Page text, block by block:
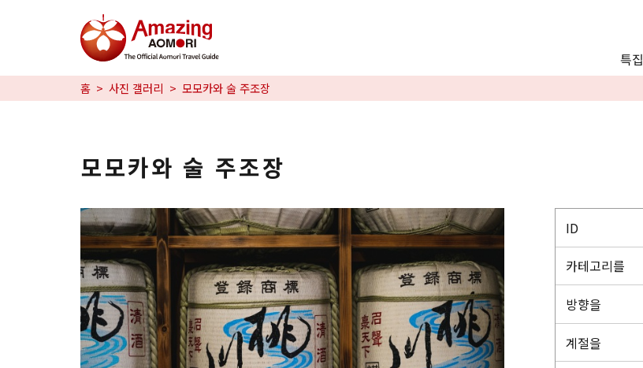
특집
추천하는 모델 코스
즐길 거리
관광
繁体中文
简体中文
한국어
사진 갤러리
홈 사진 갤러리 모모카와 술 주조장
모모카와 술 주조장
ID
카테고리를
방향을
계절을
특집